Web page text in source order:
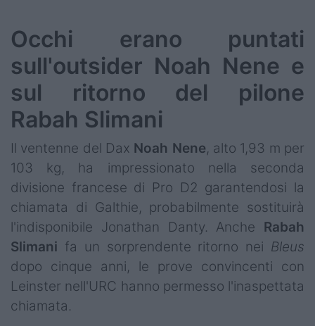
Occhi erano puntati
sull'outsider Noah Nene e
sul ritorno del pilone
Rabah Slimani
Il ventenne del Dax Noah Nene, alto 1,93 m per
103 kg, ha impressionato nella seconda
divisione francese di Pro D2 garantendosi la
chiamata di Galthie, probabilmente sostituirà
l'indisponibile Jonathan Danty. Anche Rabah
Slimani fa un sorprendente ritorno nei Bleus
dopo cinque anni, le prove convincenti con
Leinster nell'URC hanno permesso l'inaspettata
chiamata.